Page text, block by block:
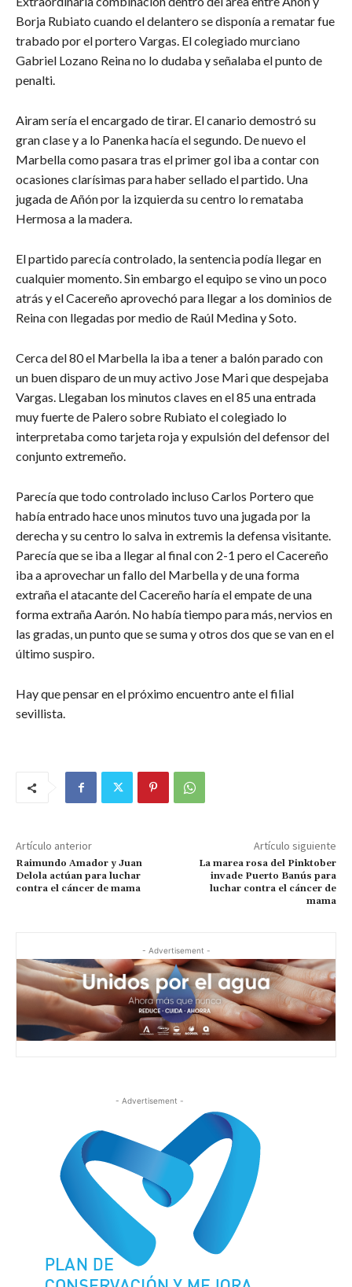
Borja Rubiato cuando el delantero se disponía a rematar fue
trabado por el portero Vargas. El colegiado murciano
Gabriel Lozano Reina no lo dudaba y señalaba el punto de
penalti.
Airam sería el encargado de tirar. El canario demostró su
gran clase y a lo Panenka hacía el segundo. De nuevo el
Marbella como pasara tras el primer gol iba a contar con
ocasiones clarísimas para haber sellado el partido. Una
jugada de Añón por la izquierda su centro lo remataba
Hermosa a la madera.
El partido parecía controlado, la sentencia podía llegar en
cualquier momento. Sin embargo el equipo se vino un poco
atrás y el Cacereño aprovechó para llegar a los dominios de
Reina con llegadas por medio de Raúl Medina y Soto.
Cerca del 80 el Marbella la iba a tener a balón parado con
un buen disparo de un muy activo Jose Mari que despejaba
Vargas. Llegaban los minutos claves en el 85 una entrada
muy fuerte de Palero sobre Rubiato el colegiado lo
interpretaba como tarjeta roja y expulsión del defensor del
conjunto extremeño.
Parecía que todo controlado incluso Carlos Portero que
había entrado hace unos minutos tuvo una jugada por la
derecha y su centro lo salva in extremis la defensa visitante.
Parecía que se iba a llegar al final con 2-1 pero el Cacereño
iba a aprovechar un fallo del Marbella y de una forma
extraña el atacante del Cacereño haría el empate de una
forma extraña Aarón. No había tiempo para más, nervios en
las gradas, un punto que se suma y otros dos que se van en el
último suspiro.
Hay que pensar en el próximo encuentro ante el filial
sevillista.
Artículo anterior
Raimundo Amador y Juan
Delola actúan para luchar
contra el cáncer de mama
Artículo siguiente
La marea rosa del Pinktober
invade Puerto Banús para
luchar contra el cáncer de
mama
- Advertisement -
- Advertisement -